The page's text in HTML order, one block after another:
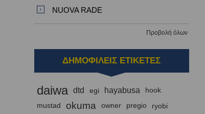
NUOVA RADE
Προβολή όλων
ΔΗΜΟΦΙΛΕΙΣ ΕΤΙΚΕΤΕΣ
daiwa dtd egi hayabusa
hook
mustad
okuma owner pregio
ryobi